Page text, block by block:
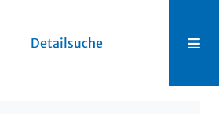
Detailsuche